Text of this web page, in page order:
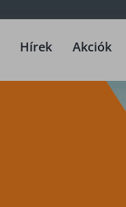
Hírek Akciók